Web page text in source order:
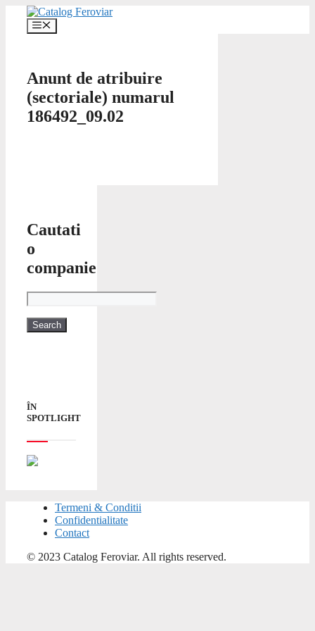
content
Menu
Anunt de atribuire
(sectoriale) numarul
186492_09.02
Cautati
o
companie
ÎN
SPOTLIGHT
Termeni & Conditii
Confidentialitate
Contact
© 2023 Catalog Feroviar. All rights reserved.